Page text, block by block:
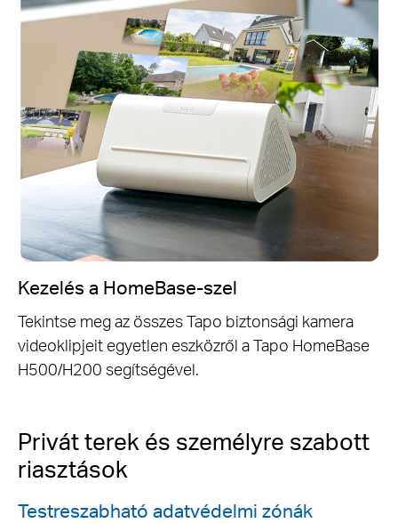
Kezelés a HomeBase-szel
Tekintse meg az összes Tapo biztonsági kamera
videoklipjeit egyetlen eszközről a Tapo HomeBase
H500/H200 segítségével.
Privát terek és személyre szabott
riasztások
Testreszabható adatvédelmi zónák